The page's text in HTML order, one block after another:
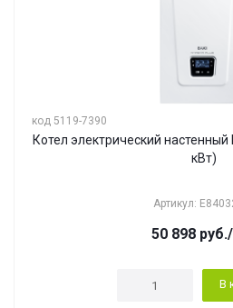
код 5119-7390
Котел электрический
кВт)
Артикул:
50 898руб.
В